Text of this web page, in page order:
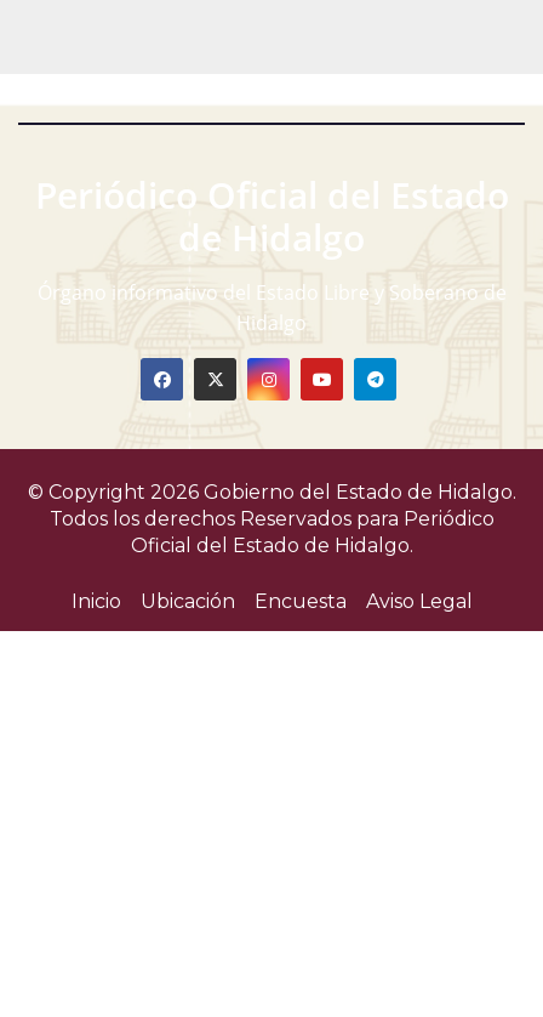
Periódico Oficial del Estado
de Hidalgo
Órgano informativo del Estado Libre y Soberano de
Hidalgo
© Copyright 2026 Gobierno del Estado de Hidalgo.
Todos los derechos Reservados para Periódico
Oficial del Estado de Hidalgo.
Inicio Ubicación Encuesta Aviso Legal